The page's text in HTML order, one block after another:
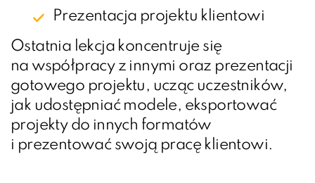
Prezentacja projektu klientowi
Ostatnia lekcja koncentruje się
na współpracy z innymi oraz prezentacji
gotowego projektu, ucząc uczestników,
jak udostępniać modele, eksportować
projekty do innych formatów
i prezentować swoją pracę klientowi.